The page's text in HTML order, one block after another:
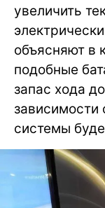
увеличить
объясняют в
подобные
запас хода
зависимости
системы